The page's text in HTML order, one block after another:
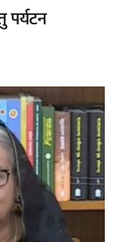
पर्यटन